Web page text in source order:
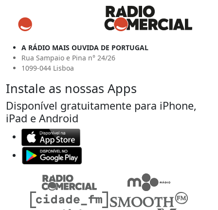
A RÁDIO MAIS OUVIDA DE PORTUGAL
Rua Sampaio e Pina n° 24/26
1099-044 Lisboa
Instale as nossas Apps
Disponível gratuitamente para iPhone,
iPad e Android